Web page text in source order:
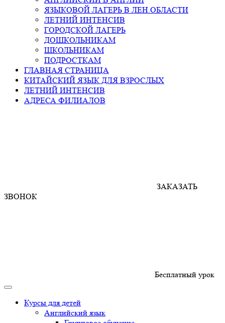
ЯЗЫКОВОЙ ЛАГЕРЬ В ЛЕН.ОБЛАСТИ
ЛЕТНИЙ ИНТЕНСИВ
ГОРОДСКОЙ ЛАГЕРЬ
ДОШКОЛЬНИКАМ
ШКОЛЬНИКАМ
ПОДРОСТКАМ
ГЛАВНАЯ СТРАНИЦА
КИТАЙСКИЙ ЯЗЫК ДЛЯ ВЗРОСЛЫХ
ЛЕТНИЙ ИНТЕНСИВ
АДРЕСА ФИЛИАЛОВ
ЗАКАЗАТЬ
ЗВОНОК
Бесплатный урок
Курсы для детей
Английский язык